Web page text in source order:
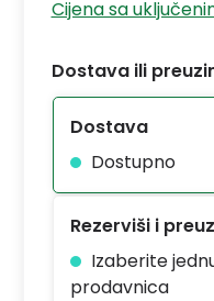
Cijena sa
Dostava ili
Dostava
Dostupno
Rezerviši i
Izaberite
prodavnica